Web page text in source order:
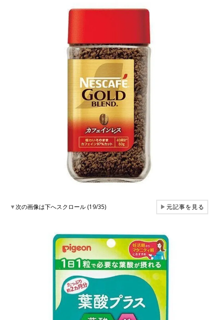
▼次の画像は下へスクロール (19/35) ▶元記事を見る